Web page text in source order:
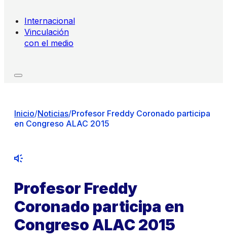
Internacional
Vinculación
con el medio
Inicio/Noticias/Profesor Freddy Coronado participa
en Congreso ALAC 2015
Profesor Freddy
Coronado participa en
Congreso ALAC 2015